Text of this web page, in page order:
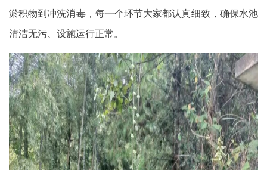
淤积物到冲洗消毒，每一个环节大家都认真细致，确保水池
清洁无污、设施运行正常。